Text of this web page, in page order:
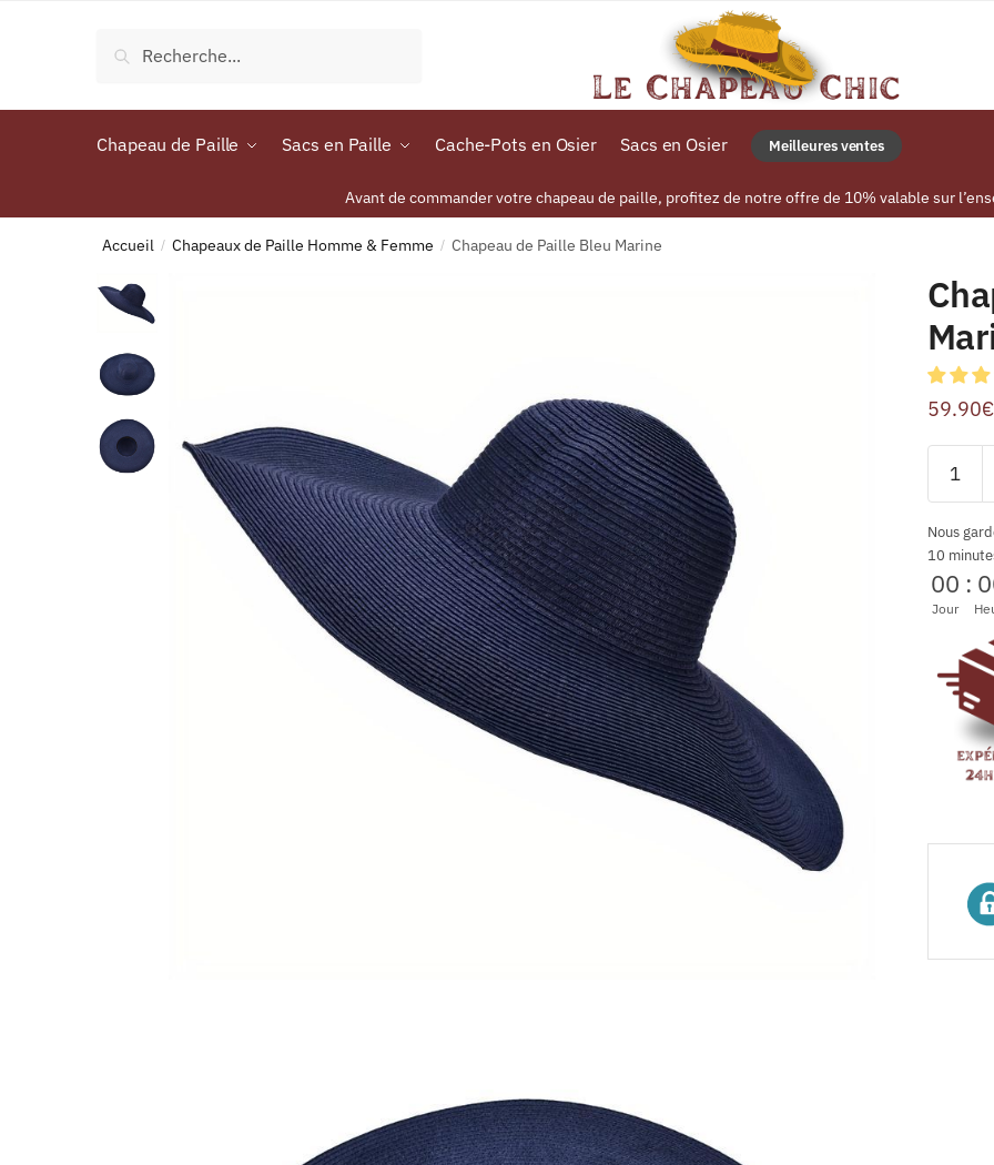
Recherche
Chapeau de Paille Sacs en Paille Cache-Pots en Osier Sacs en Osier Meilleures ventes
Avant de commander votre chapeau de paille, profitez de notre offre de 10% valable sur
Accueil / Chapeaux de Paille Homme & Femme / Chapeau de Paille Bleu Marine
59.90€
Nous
10
00
Jour
: